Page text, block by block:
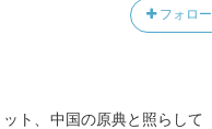
フォロー
ト、中国の原典と照らして